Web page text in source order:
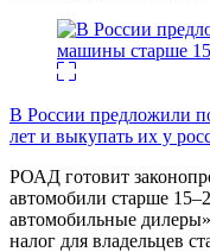
В России предложили
лет и выкупать их у
РОАД готовит
автомобили старше
автомобильные
налог для владельцев